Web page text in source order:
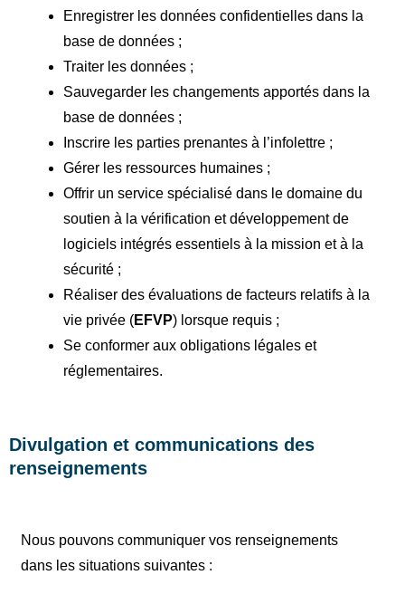
Enregistrer les données confidentielles dans la
base de données ;
Traiter les données ;
Sauvegarder les changements apportés dans la
base de données ;
Inscrire les parties prenantes à l’infolettre ;
Gérer les ressources humaines ;
Offrir un service spécialisé dans le domaine du
soutien à la vérification et développement de
logiciels intégrés essentiels à la mission et à la
sécurité ;
Réaliser des évaluations de facteurs relatifs à la
vie privée (EFVP) lorsque requis ;
Se conformer aux obligations légales et
réglementaires.
Divulgation et communications des
renseignements
Nous pouvons communiquer vos renseignements
dans les situations suivantes :